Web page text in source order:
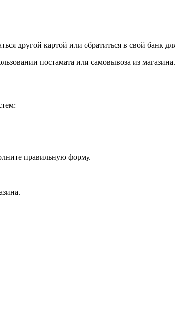
другой картой или обратиться в свой банк
постамата или самовывоза из магазина.
правильную форму.